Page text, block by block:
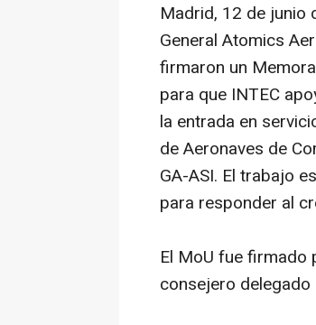
Madrid, 12 de junio
General Atomics
firmaron un
para que INTEC
la entrada en
de Aeronaves de
GA-ASI. El trabajo
para responder al
El MoU fue firmado
consejero delegado